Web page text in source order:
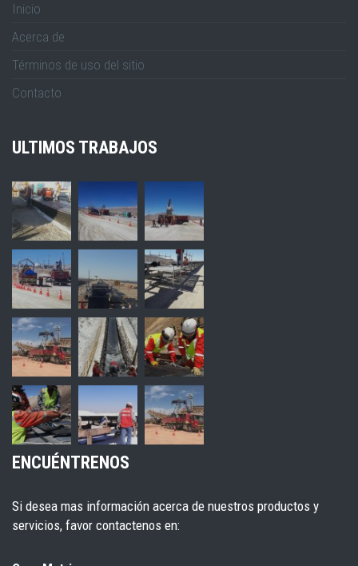
Inicio
Acerca de
Términos de uso del sitio
Contacto
ULTIMOS TRABAJOS
ENCUÉNTRENOS
Si desea mas información acerca de nuestros productos y
servicios, favor contactenos en: